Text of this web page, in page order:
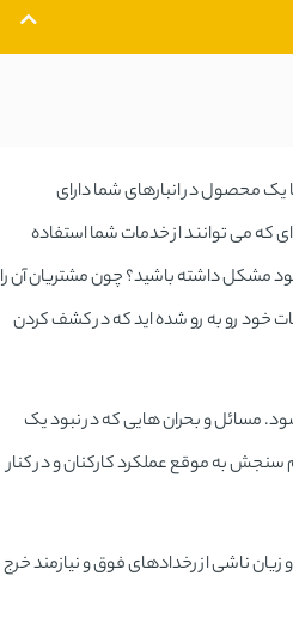
یک محصول در انبارهای شما دارای
که می توانند از خدمات شما استفاده
مشکل داشته باشید؟ چون مشتریان آن را
خود رو به رو شده اید که در کشف کردن
مسائل و بحران هایی که در نبود یک
سنجش به موقع عملکرد کارکنان و در کنار
ناشی از رخدادهای فوق و نیازمند خرج